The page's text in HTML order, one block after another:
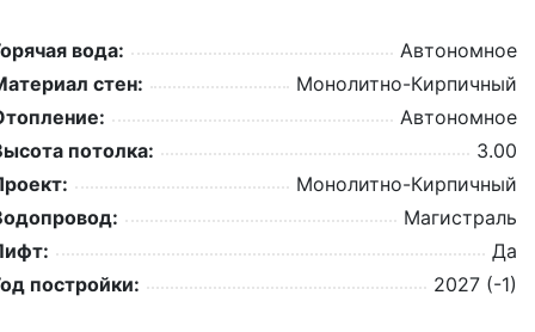
вода:
Автономное
стен:
Монолитно-Кирпичный
Автономное
потолка:
3.00
Монолитно-Кирпичный
Магистраль
Да
постройки:
2027 (-1)